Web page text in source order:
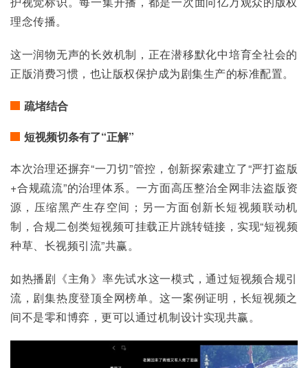
理念传播。
这一润物无声的长效机制，正在潜移默化中培育全社会的
正版消费习惯，也让版权保护成为剧集生产的标准配置。
疏堵结合
短视频切条有了“正解”
本次治理还摒弃“一刀切”管控，创新探索建立了“严打盗版
+合规疏流”的治理体系。一方面高压整治全网非法盗版资
源，压缩黑产生存空间；另一方面创新长短视频联动机
制，合规二创类短视频可挂载正片跳转链接，实现“短视频
种草、长视频引流”共赢。
如热播剧《主角》率先试水这一模式，通过短视频合规引
流，剧集热度登顶全网榜单。这一案例证明，长短视频之
间不是零和博弈，更可以通过机制设计实现共赢。